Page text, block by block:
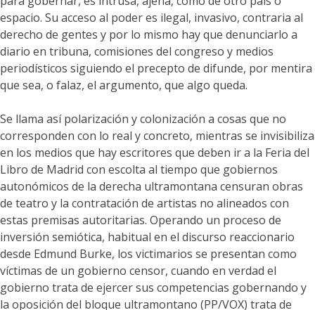
espacio. Su acceso al poder es ilegal, invasivo, contraria al
derecho de gentes y por lo mismo hay que denunciarlo a
diario en tribuna, comisiones del congreso y medios
periodísticos siguiendo el precepto de difunde, por mentira
que sea, o falaz, el argumento, que algo queda.
Se llama así polarización y colonización a cosas que no
corresponden con lo real y concreto, mientras se invisibiliza
en los medios que hay escritores que deben ir a la Feria del
Libro de Madrid con escolta al tiempo que gobiernos
autonómicos de la derecha ultramontana censuran obras
de teatro y la contratación de artistas no alineados con
estas premisas autoritarias. Operando un proceso de
inversión semiótica, habitual en el discurso reaccionario
desde Edmund Burke, los victimarios se presentan como
víctimas de un gobierno censor, cuando en verdad el
gobierno trata de ejercer sus competencias gobernando y
la oposición del bloque ultramontano (PP/VOX) trata de